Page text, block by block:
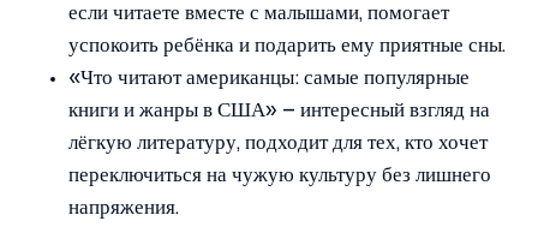
если читаете вместе с малышами, помогает
успокоить ребёнка и подарить ему приятные сны.
«Что читают американцы: самые популярные
книги и жанры в США» – интересный взгляд на
лёгкую литературу, подходит для тех, кто хочет
переключиться на чужую культуру без лишнего
напряжения.